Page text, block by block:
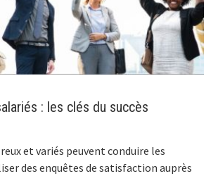
: les clés du succès
et variés peuvent conduire les
des enquêtes de satisfaction auprès